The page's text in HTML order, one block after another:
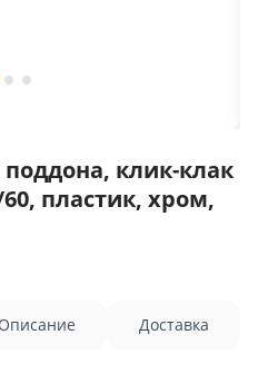
клик-клак
пластик, хром,
Описание Доставка